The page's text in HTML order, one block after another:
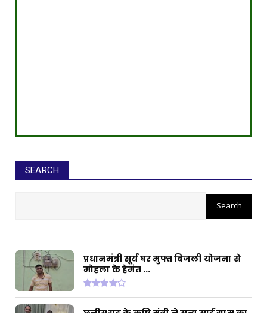
SEARCH
सीईओ ने घोटाले कर बनाई करोड़ों की
प्रधानमंत्री सूर्य घर मुफ्त बिजली योजना से
मोहला के हेमंत ...